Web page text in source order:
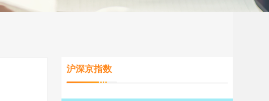
沪深京指数